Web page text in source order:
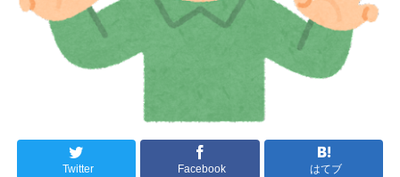
Twitter Facebook はてブ